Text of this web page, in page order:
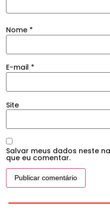
Nome *
E-mail *
Site
Salvar meus dados neste
que eu comentar.